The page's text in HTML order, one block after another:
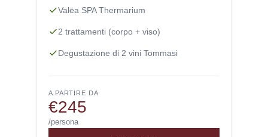
Valēa SPA Thermarium
2 trattamenti (corpo + viso)
Degustazione di 2 vini Tommasi
A PARTIRE DA
€245
/persona